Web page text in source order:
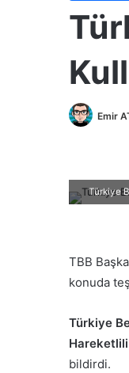
Emir
Türkiye
TBB
konuda
Türkiye
bildirdi.